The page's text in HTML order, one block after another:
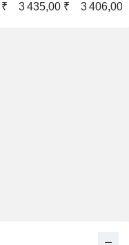
3 435,00 ₹ 3 406,00